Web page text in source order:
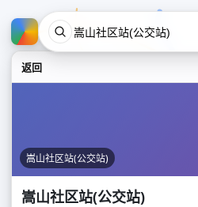
返回
嵩山社区站(公交站)
嵩山社区站(公交站)